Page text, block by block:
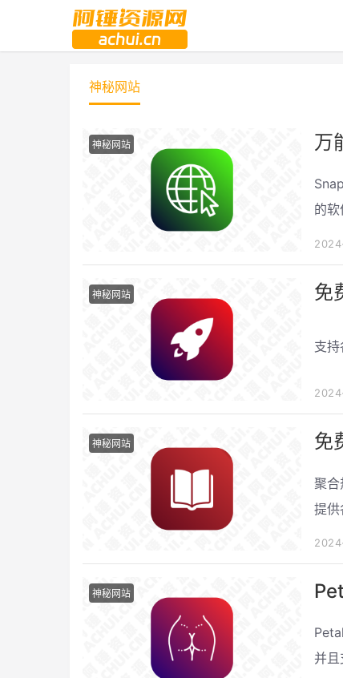
神秘网站
神秘网站 万
的
神秘网站 免
支
神秘网站 免
聚
提供
神秘网站
并且